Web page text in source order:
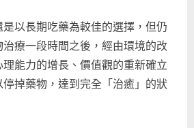
以長期吃藥為較佳的選擇，但仍
療一段時間之後，經由環境的改
能力的增長、價值觀的重新確立
掉藥物，達到完全「治癒」的狀